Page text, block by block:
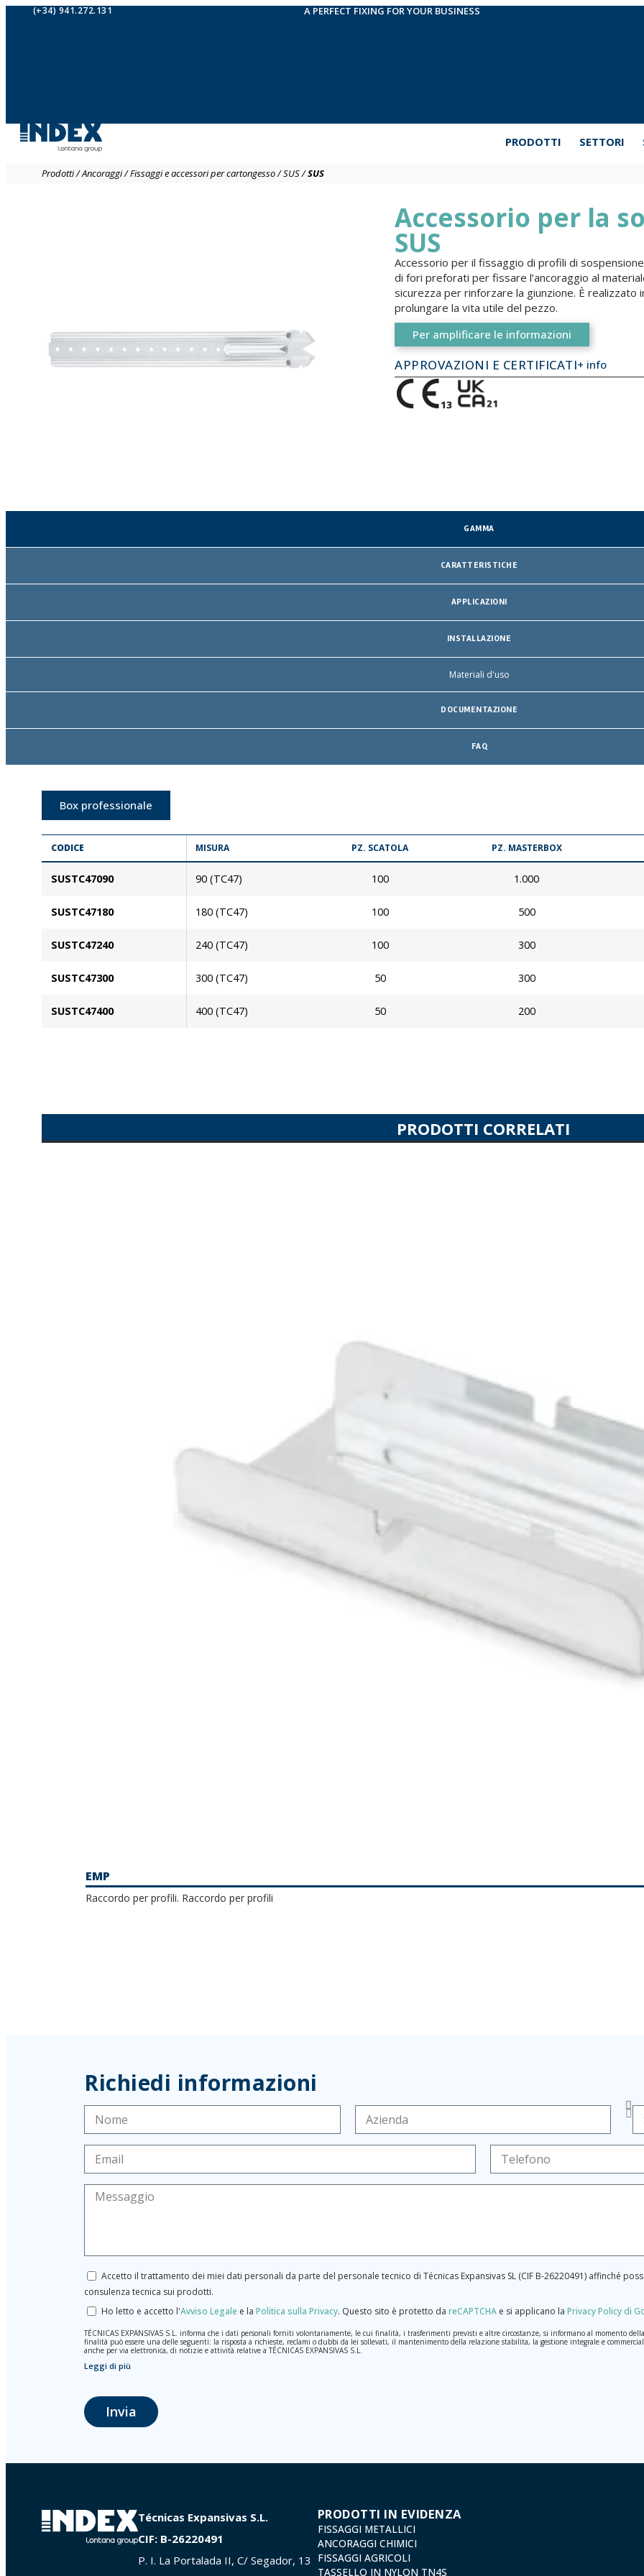
(+34) 941.272.131 A PERFECT FIXING FOR YOUR BUSINESS
PRODOTTI SETTORI
Prodotti/Ancoraggi/Fissaggi e accessori per cartongesso/SUS/SUS
Accessorio per la
SUS
Accessorio per il fissaggio di profili di
di fori preforati per fissare l’ancoraggio al
sicurezza per rinforzare la giunzione. È realizzato
prolungare la vita utile del pezzo.
Per amplificare le informazioni
APPROVAZIONI E CERTIFICATI+ info
GAMMA
CARATTERISTICHE
APPLICAZIONI
INSTALLAZIONE
Materiali d'uso
DOCUMENTAZIONE
FAQ
Box professionale
CODICE MISURA PZ. SCATOLA PZ. MASTERBOX
SUSTC47090 90 (TC47) 100 1.000
SUSTC47180 180 (TC47) 100 500
SUSTC47240 240 (TC47) 100 300
SUSTC47300 300 (TC47) 50 300
SUSTC47400 400 (TC47) 50 200
PRODOTTI CORRELATI
EMP
Raccordo per profili. Raccordo per profili
Richiedi informazioni
Accetto il trattamento dei miei dati personali da parte del personale tecnico di Técnicas Expansivas SL (CIF B-­26220491) affinché
consulenza tecnica sui prodotti.
Ho letto e accetto l'Avviso Legale e la Politica sulla Privacy. Questo sito è protetto da reCAPTCHA e si applicano la Privacy Policy di
TÉCNICAS EXPANSIVAS S.L. informa che i dati personali forniti volontariamente, le cui finalità, i trasferimenti previsti e altre circostanze, si informano al momento della
finalità può essere una delle seguenti: la risposta a richieste, reclami o dubbi da lei sollevati, il mantenimento della relazione stabilita, la gestione integrale e
anche per via elettronica, di notizie e attività relative a TÉCNICAS EXPANSIVAS S.L.
I dati contenuti nei nostri archivi sono assolutamente confidenziali e saranno trattati con la massima riservatezza e nel rispetto di tutti i requisiti del Regolamento
Si raccomanda di non inviare dati personali di alto livello secondo la legislazione sulla protezione dei dati, come quelli relativi alla salute, poiché non vengono criptati
Gli utenti possono in qualsiasi momento esercitare i loro diritti di accesso, rettifica, opposizione, cancellazione, limitazione del trattamento o richiesta di portabilità in
dei dati (GDPR) del 27 aprile 2016 inviando una lettera al responsabile del trattamento: Valentín Gómez, Direttore, insieme a una fotocopia della sua carta d'identità, a
Leggi di più
Invia
Técnicas Expansivas S.L.
CIF: B-26220491
P. I. La Portalada II, C/ Segador, 13
PRODOTTI IN EVIDENZA
FISSAGGI METALLICI
ANCORAGGI CHIMICI
FISSAGGI AGRICOLI
TASSELLO IN NYLON TN4S